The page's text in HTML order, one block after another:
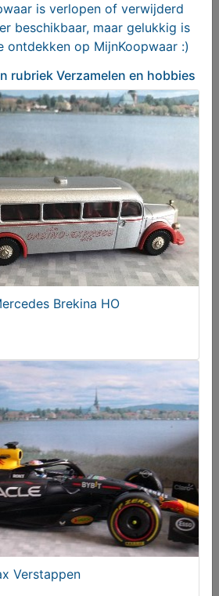
zeepje
FH. Uden
is verlopen of verwijderd
beschikbaar, maar gelukkig is
ontdekken op MijnKoopwaar :)
rubriek Verzamelen en hobbies
Brekina HO
RB19. Max Verstappen